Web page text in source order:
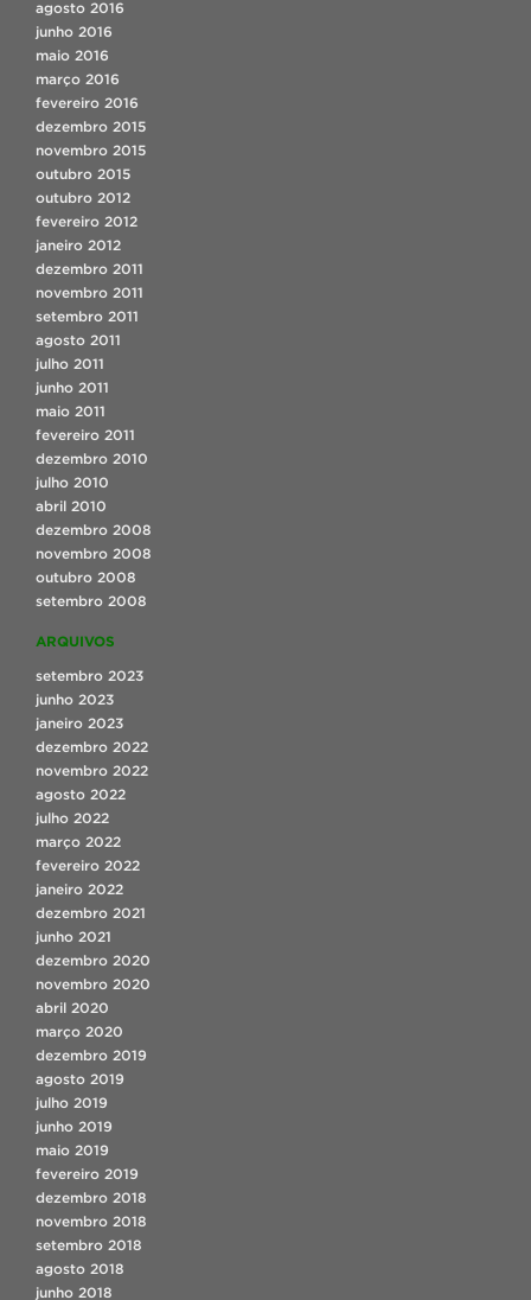
agosto 2016
junho 2016
maio 2016
março 2016
fevereiro 2016
dezembro 2015
novembro 2015
outubro 2015
outubro 2012
fevereiro 2012
janeiro 2012
dezembro 2011
novembro 2011
setembro 2011
agosto 2011
julho 2011
junho 2011
maio 2011
fevereiro 2011
dezembro 2010
julho 2010
abril 2010
dezembro 2008
novembro 2008
outubro 2008
setembro 2008
ARQUIVOS
setembro 2023
junho 2023
janeiro 2023
dezembro 2022
novembro 2022
agosto 2022
julho 2022
março 2022
fevereiro 2022
janeiro 2022
dezembro 2021
junho 2021
dezembro 2020
novembro 2020
abril 2020
março 2020
dezembro 2019
agosto 2019
julho 2019
junho 2019
maio 2019
fevereiro 2019
dezembro 2018
novembro 2018
setembro 2018
agosto 2018
junho 2018